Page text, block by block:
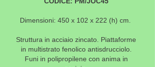
Dimensioni: 450 x 102 x 222 (h) cm.
Struttura in acciaio zincato. Piattaforme
in multistrato fenolico antisdrucciolo.
Funi in polipropilene con anima in